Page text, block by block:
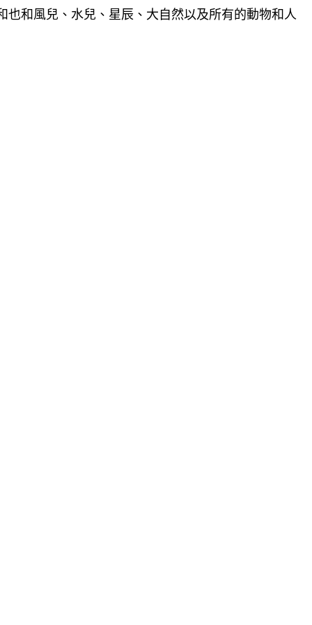
和風兒、水兒、星辰、大自然以及所有的動物和人